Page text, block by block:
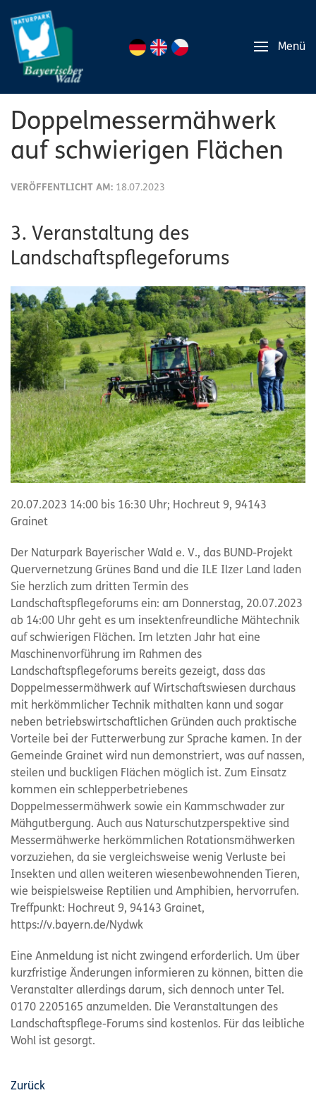
Menü
Doppelmessermähwerk
auf schwierigen Flächen
VERÖFFENTLICHT AM: 18.07.2023
3. Veranstaltung des
Landschaftspflegeforums
20.07.2023 14:00 bis 16:30 Uhr; Hochreut 9, 94143
Grainet
Der Naturpark Bayerischer Wald e. V., das BUND-Projekt
Quervernetzung Grünes Band und die ILE Ilzer Land laden
Sie herzlich zum dritten Termin des
Landschaftspflegeforums ein: am Donnerstag, 20.07.2023
ab 14:00 Uhr geht es um insektenfreundliche Mähtechnik
auf schwierigen Flächen. Im letzten Jahr hat eine
Maschinenvorführung im Rahmen des
Landschaftspflegeforums bereits gezeigt, dass das
Doppelmessermähwerk auf Wirtschaftswiesen durchaus
mit herkömmlicher Technik mithalten kann und sogar
neben betriebswirtschaftlichen Gründen auch praktische
Vorteile bei der Futterwerbung zur Sprache kamen. In der
Gemeinde Grainet wird nun demonstriert, was auf nassen,
steilen und buckligen Flächen möglich ist. Zum Einsatz
kommen ein schlepperbetriebenes
Doppelmessermähwerk sowie ein Kammschwader zur
Mähgutbergung. Auch aus Naturschutzperspektive sind
Messermähwerke herkömmlichen Rotationsmähwerken
vorzuziehen, da sie vergleichsweise wenig Verluste bei
Insekten und allen weiteren wiesenbewohnenden Tieren,
wie beispielsweise Reptilien und Amphibien, hervorrufen.
Treffpunkt: Hochreut 9, 94143 Grainet,
https://v.bayern.de/Nydwk
Eine Anmeldung ist nicht zwingend erforderlich. Um über
kurzfristige Änderungen informieren zu können, bitten die
Veranstalter allerdings darum, sich dennoch unter Tel.
0170 2205165 anzumelden. Die Veranstaltungen des
Landschaftspflege-Forums sind kostenlos. Für das leibliche
Wohl ist gesorgt.
Zurück